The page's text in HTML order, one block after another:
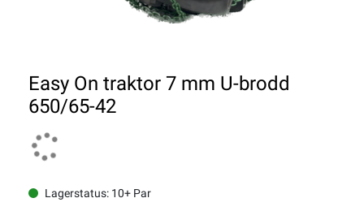
Easy On traktor 7 mm U-brodd
650/65-42
Lagerstatus: 10+ Par